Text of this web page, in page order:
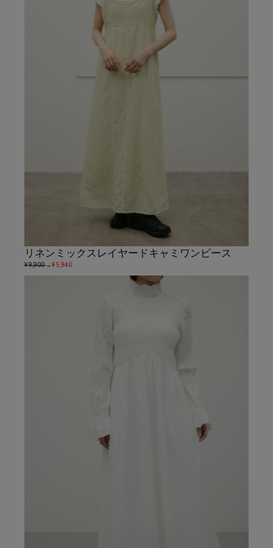
リネンミックスレイヤードキャミワンピース
¥ 9,900→¥ 5,940